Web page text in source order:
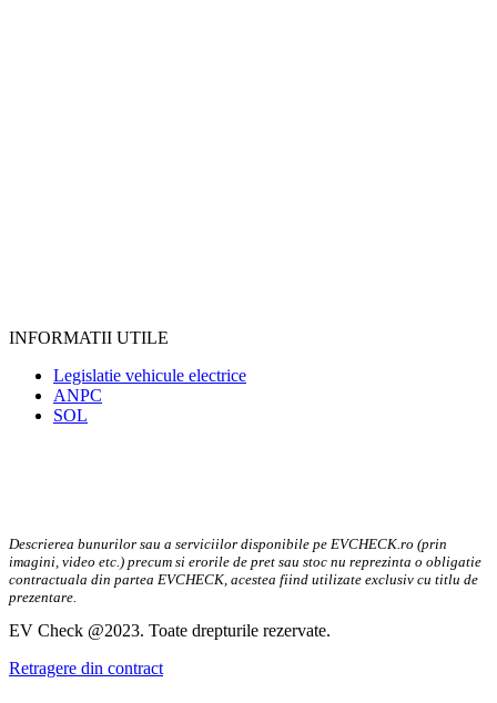
INFORMATII UTILE
Legislatie vehicule electrice
ANPC
SOL
Descrierea bunurilor sau a serviciilor disponibile pe EVCHECK.ro (prin
imagini, video etc.) precum si erorile de pret sau stoc nu reprezinta o obligatie
contractuala din partea EVCHECK, acestea fiind utilizate exclusiv cu titlu de
prezentare.
EV Check @2023. Toate drepturile rezervate.
Retragere din contract